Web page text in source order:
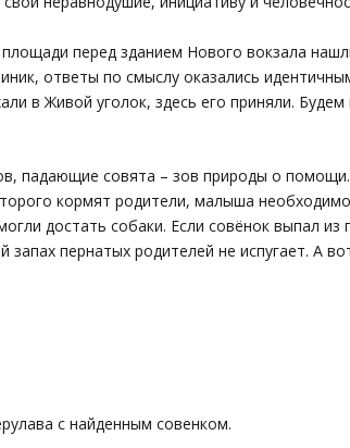
перед зданием Нового вокзала
ответы по смыслу оказались
в Живой уголок, здесь его приняли.
падающие совята – зов природы о помощи.
кормят родители, малыша
достать собаки. Если совёнок выпал из
запах пернатых родителей не испугает. А
с найденным совенком.